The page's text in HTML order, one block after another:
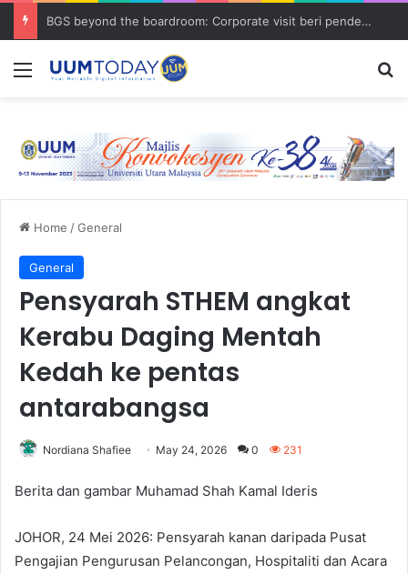
BGS beyond the boardroom: Corporate visit beri pendedahan dunia korporat kepada PELAJAR UUM
Menu
Home /General
General
Pensyarah STHEM angkat
Kerabu Daging Mentah
Kedah ke pentas
antarabangsa
Nordiana Shafiee May 24, 2026 0 231
Berita dan gambar Muhamad Shah Kamal Ideris
JOHOR, 24 Mei 2026: Pensyarah kanan daripada Pusat
Pengajian Pengurusan Pelancongan, Hospitaliti dan Acara